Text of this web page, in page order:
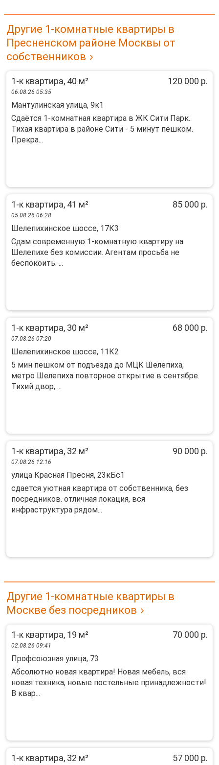
Другие 1-комнатные квартиры в
Пресненском районе Москвы от
собственников
1-к квартира, 40 м² 120 000 р.
06.08.26 05:35
Мантулинская улица, 9к1
Сдаётся 1-комнатная квартира в ЖК Сити Парк.
Тихая квартира в районе Сити - 5 минут пешком.
Прекра...
1-к квартира, 41 м² 85 000 р.
05.08.26 06:28
Шелепихинское шоссе, 17К3
Сдам современную 1-комнатную квартиру на
Шелепихе без комиссии. Агентам просьба не
беспокоить. ...
1-к квартира, 30 м² 68 000 р.
07.08.26 07:20
Шелепихинское шоссе, 11К2
5 мин пешком от подъезда до МЦК Шелепиха,
метро Шелепиха повторное открытие в сентябре.
Тихий двор, ...
1-к квартира, 32 м² 90 000 р.
07.08.26 12:16
улица Красная Пресня, 23кБс1
сдается уютная квартира от собственника, без
посредников. отличная локация, вся
инфраструктура рядом...
Другие 1-комнатные квартиры в
Москве без посредников
1-к квартира, 19 м² 70 000 р.
02.08.26 09:41
Профсоюзная улица, 73
Абсолютно новая квартира! Новая мебель, вся
новая техника, новые постельные принадлежности!
В квар...
1-к квартира, 32 м² 57 000 р.